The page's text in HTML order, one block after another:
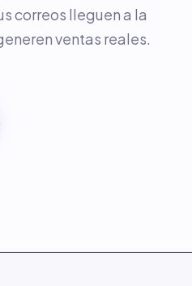
correos lleguen a la
ventas reales.